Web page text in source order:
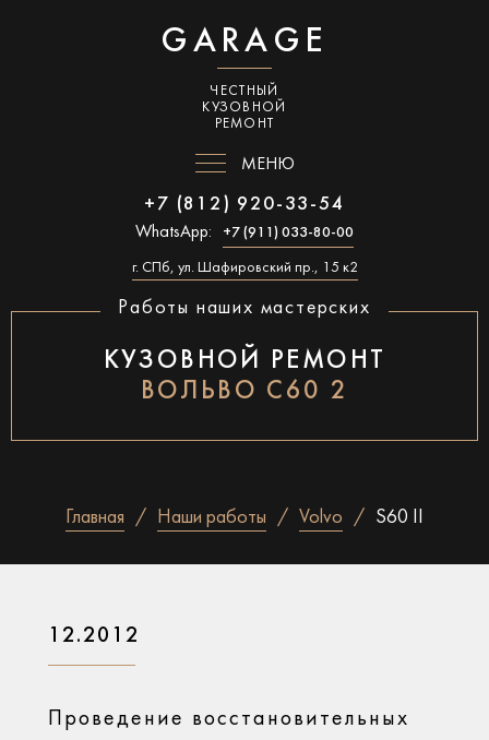
GARAGE
ЧЕСТНЫЙ
КУЗОВНОЙ
РЕМОНТ
МЕНЮ
+7 (812) 920-33-54
WhatsApp: +7 (911) 033-80-00
г. СПб, ул. Шафировский пр., 15 к2
Работы наших мастерских
КУЗОВНОЙ РЕМОНТ
ВОЛЬВО С60 2
Главная Наши работы Volvo S60 II
12.2012
Проведение восстановительных